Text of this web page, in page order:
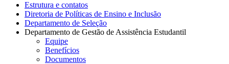
Estrutura e contatos
Diretoria de Políticas de Ensino e Inclusão
Departamento de Seleção
Departamento de Gestão de Assistência Estudantil
Equipe
Benefícios
Documentos